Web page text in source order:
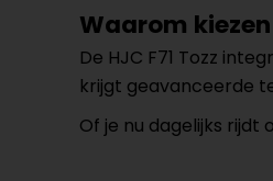
Waarom kiezen
De HJC F71 Tozz
krijgt geavanceerde
Of je nu dagelijks